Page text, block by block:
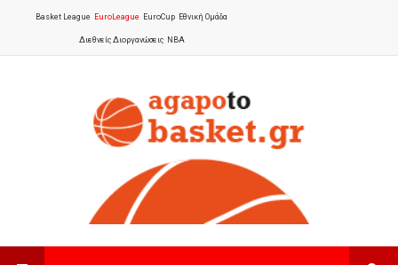
Basket League EuroLeague EuroCup Εθνική Ομάδα
Διεθνείς Διοργανώσεις NBA